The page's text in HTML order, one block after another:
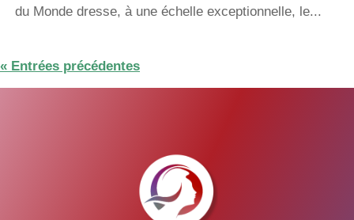
du Monde dresse, à une échelle exceptionnelle, le...
« Entrées précédentes